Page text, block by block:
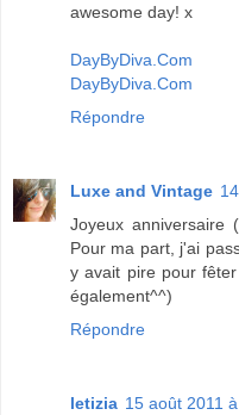
awesome day! x
DayByDiva.Com
DayByDiva.Com
Répondre
Luxe and Vintage
Joyeux anniversaire
Pour ma part, j'ai
y avait pire pour
également^^)
Répondre
letizia 15 août 2011